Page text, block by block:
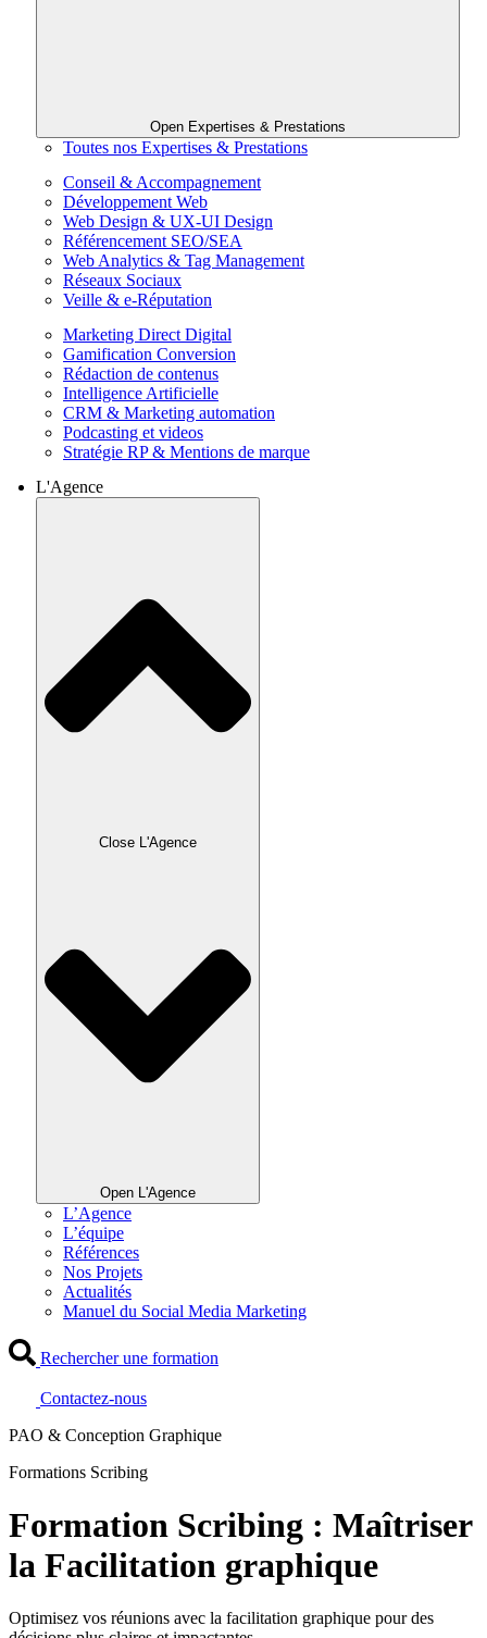
Open Expertises & Prestations
Toutes nos Expertises & Prestations
Conseil & Accompagnement
Développement Web
Web Design & UX-UI Design
Référencement SEO/SEA
Web Analytics & Tag Management
Réseaux Sociaux
Veille & e-Réputation
Marketing Direct Digital
Gamification Conversion
Rédaction de contenus
Intelligence Artificielle
CRM & Marketing automation
Podcasting et videos
Stratégie RP & Mentions de marque
L'Agence
Close L'Agence
Open L'Agence
L’Agence
L’équipe
Références
Nos Projets
Actualités
Manuel du Social Media Marketing
Rechercher une formation
Contactez-nous
PAO & Conception Graphique
Formations Scribing
Formation Scribing : Maîtriser
la Facilitation graphique
Optimisez vos réunions avec la facilitation graphique pour des